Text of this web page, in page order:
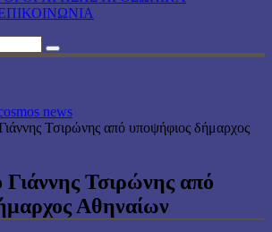
news
Τσιρώνης από υποψήφιος δήμαρχος
Γιάννης Τσιρώνης από
Αθηναίων